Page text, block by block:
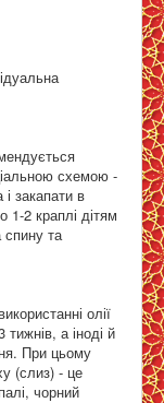
схемою -
закапати в
1-2 краплі дітям
спину та
олії
а іноді й
При цьому
(слиз) - це
чорний